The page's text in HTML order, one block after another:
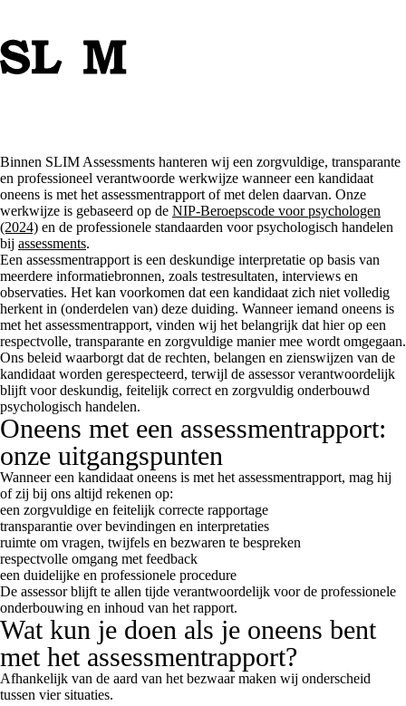
Binnen SLIM Assessments hanteren wij een zorgvuldige, transparante
en professioneel verantwoorde werkwijze wanneer een kandidaat
oneens is met het assessmentrapport of met delen daarvan. Onze
werkwijze is gebaseerd op de NIP-Beroepscode voor psychologen
(2024) en de professionele standaarden voor psychologisch handelen
bij assessments.
Een assessmentrapport is een deskundige interpretatie op basis van
meerdere informatiebronnen, zoals testresultaten, interviews en
observaties. Het kan voorkomen dat een kandidaat zich niet volledig
herkent in (onderdelen van) deze duiding. Wanneer iemand oneens is
met het assessmentrapport, vinden wij het belangrijk dat hier op een
respectvolle, transparante en zorgvuldige manier mee wordt omgegaan.
Ons beleid waarborgt dat de rechten, belangen en zienswijzen van de
kandidaat worden gerespecteerd, terwijl de assessor verantwoordelijk
blijft voor deskundig, feitelijk correct en zorgvuldig onderbouwd
psychologisch handelen.
Oneens met een assessmentrapport:
onze uitgangspunten
Wanneer een kandidaat oneens is met het assessmentrapport, mag hij
of zij bij ons altijd rekenen op:
een zorgvuldige en feitelijk correcte rapportage
transparantie over bevindingen en interpretaties
ruimte om vragen, twijfels en bezwaren te bespreken
respectvolle omgang met feedback
een duidelijke en professionele procedure
De assessor blijft te allen tijde verantwoordelijk voor de professionele
onderbouwing en inhoud van het rapport.
Wat kun je doen als je oneens bent
met het assessmentrapport?
Afhankelijk van de aard van het bezwaar maken wij onderscheid
tussen vier situaties.